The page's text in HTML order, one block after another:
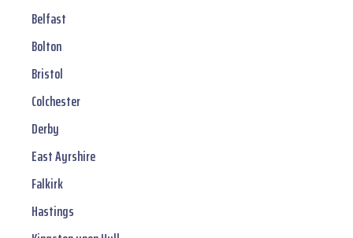
Belfast
Bolton
Bristol
Colchester
Derby
East Ayrshire
Falkirk
Hastings